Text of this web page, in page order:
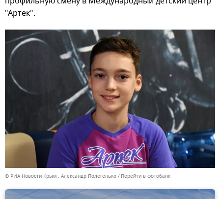
"Артек".
© РИА Новости Крым . Александр Полегенько Перейти в фотобанк